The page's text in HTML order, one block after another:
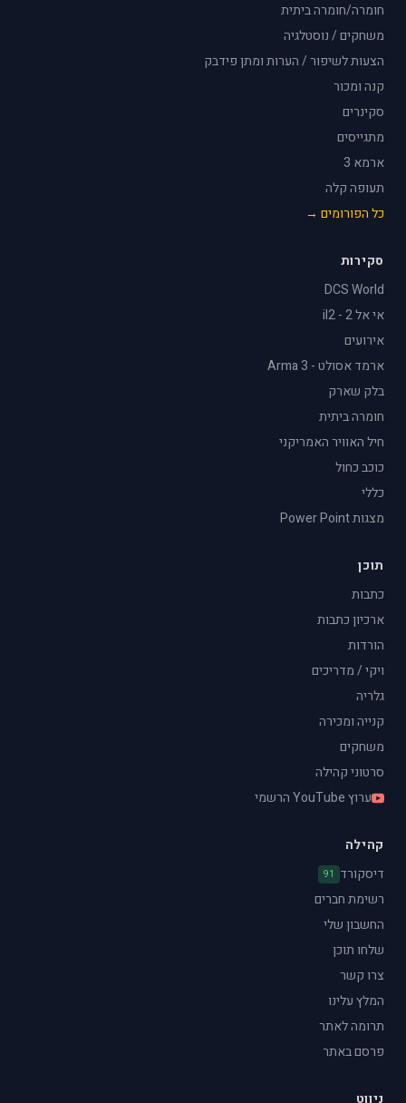
חומרה/חומרה ביתית
משחקים / נוסטלגיה
הצעות לשיפור / הערות ומתן פידבק
קנה ומכור
סקינרים
מתגייסים
ארמא 3
תעופה קלה
כל הפורומים →
סקירות
DCS World
אי אל 2 - il2
אירועים
ארמד אסולט - Arma 3
בלק שארק
חומרה ביתית
חיל האוויר האמריקני
כוכב כחול
כללי
מצגות Power Point
תוכן
כתבות
ארכיון כתבות
הורדות
ויקי / מדריכים
גלריה
קנייה ומכירה
משחקים
סרטוני קהילה
ערוץ YouTube הרשמי
קהילה
דיסקורד
91
רשימת חברים
החשבון שלי
שלחו תוכן
צרו קשר
המלץ עלינו
תרומה לאתר
פרסם באתר
ניווט